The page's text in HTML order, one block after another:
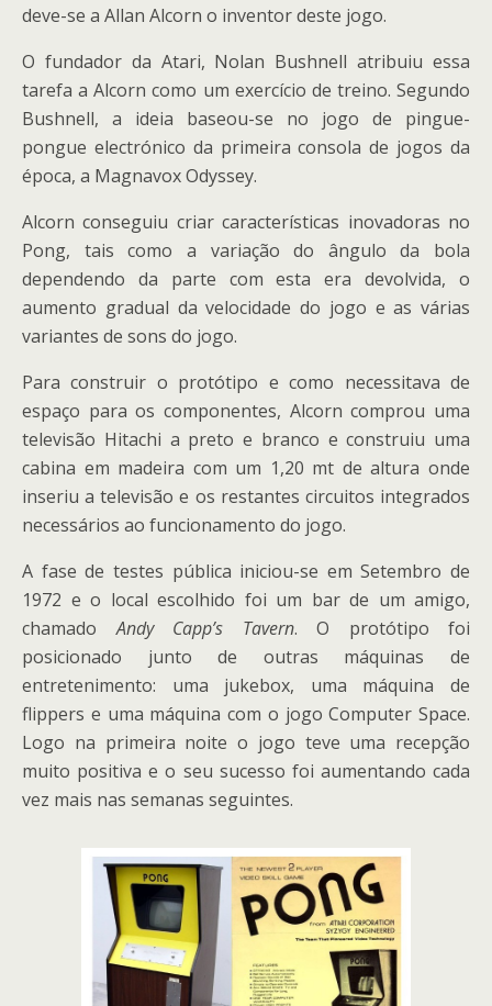
deve-se a Allan Alcorn o inventor deste jogo.
O fundador da Atari, Nolan Bushnell atribuiu essa
tarefa a Alcorn como um exercício de treino. Segundo
Bushnell, a ideia baseou-se no jogo de pingue-
pongue electrónico da primeira consola de jogos da
época, a Magnavox Odyssey.
Alcorn conseguiu criar características inovadoras no
Pong, tais como a variação do ângulo da bola
dependendo da parte com esta era devolvida, o
aumento gradual da velocidade do jogo e as várias
variantes de sons do jogo.
Para construir o protótipo e como necessitava de
espaço para os componentes, Alcorn comprou uma
televisão Hitachi a preto e branco e construiu uma
cabina em madeira com um 1,20 mt de altura onde
inseriu a televisão e os restantes circuitos integrados
necessários ao funcionamento do jogo.
A fase de testes pública iniciou-se em Setembro de
1972 e o local escolhido foi um bar de um amigo,
chamadoAndy Capp’s Tavern. O protótipo foi
posicionado junto de outras máquinas de
entretenimento: uma jukebox, uma máquina de
flippers e uma máquina com o jogo Computer Space.
Logo na primeira noite o jogo teve uma recepção
muito positiva e o seu sucesso foi aumentando cada
vez mais nas semanas seguintes.